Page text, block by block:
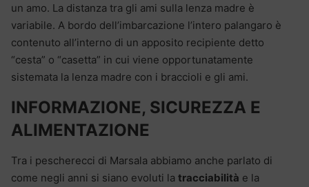
un amo. La distanza tra gli ami sulla lenza madre è
variabile. A bordo dell’imbarcazione l’intero palangaro è
contenuto all’interno di un apposito recipiente detto
“cesta” o “casetta” in cui viene opportunatamente
sistemata la lenza madre con i braccioli e gli ami.
INFORMAZIONE, SICUREZZA E
ALIMENTAZIONE
Tra i pescherecci di Marsala abbiamo anche parlato di
come negli anni si siano evoluti la tracciabilità e la